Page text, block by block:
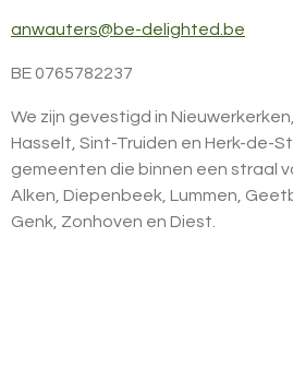
anwauters@be-delighted.be
BE 0765782237
We zijn gevestigd in
Hasselt, Sint-Truiden en Herk-de-
gemeenten die binnen een straal
Alken, Diepenbeek, Lummen,
Genk, Zonhoven en Diest.